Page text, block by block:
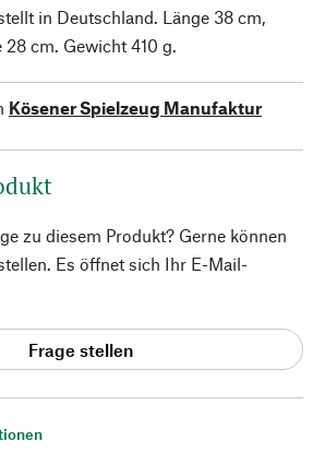
in Deutschland. Länge 38 cm,
28 cm. Gewicht 410 g.
Kösener Spielzeug Manufaktur
zu diesem Produkt? Gerne können
Es öffnet sich Ihr E-Mail-
Frage stellen